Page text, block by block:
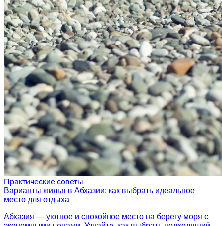
Практические советы
Варианты жилья в Абхазии: как выбрать идеальное
место для отдыха
Абхазия — уютное и спокойное место на берегу моря с